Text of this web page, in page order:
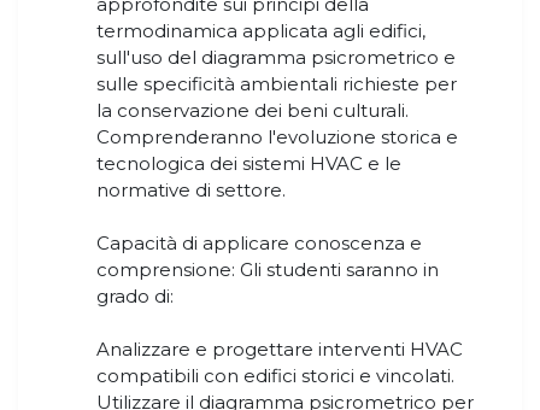
termodinamica applicata agli edifici,
sull'uso del diagramma psicrometrico e
sulle specificità ambientali richieste per
la conservazione dei beni culturali.
Comprenderanno l'evoluzione storica e
tecnologica dei sistemi HVAC e le
normative di settore.
Capacità di applicare conoscenza e
comprensione: Gli studenti saranno in
grado di:
Analizzare e progettare interventi HVAC
compatibili con edifici storici e vincolati.
Utilizzare il diagramma psicrometrico per